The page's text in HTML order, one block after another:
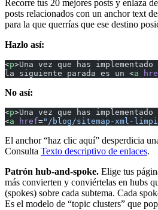
Recorre tus 20 mejores posts y enlaza
posts relacionados con un anchor text
para la que querrías que ese destino
Hazlo así:
<p>Una vez que has
la siguiente parada es un <a
No así:
<p>Una vez que has
<a href="/blog/sitemap-xml-
El anchor “haz clic aquí” desperdicia
Consulta Texto descriptivo de enlaces.
Patrón hub-and-spoke. Elige tus
más convierten y conviértelas en hubs
(spokes) sobre cada subtema. Cada
Es el modelo de “topic clusters” que